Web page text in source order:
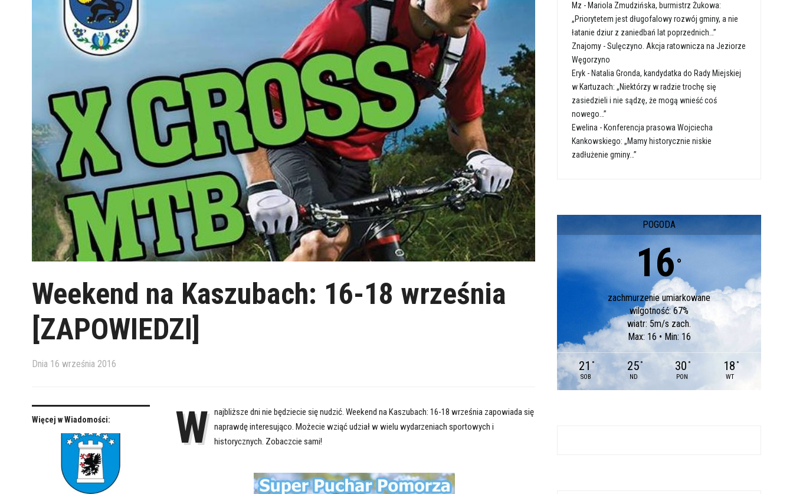
Weekend na Kaszubach: 16-18 września
[ZAPOWIEDZI]
Dnia 16 września 2016
Więcej w Wiadomości: W najbliższe dni nie będziecie się nudzić. Weekend na Kaszubach: 16-18 września zapowiada się
naprawdę interesująco. Możecie wziąć udział w wielu wydarzeniach sportowych i
historycznych. Zobaczcie sami!
Mz - Mariola Zmudzińska, burmistrz Żukowa:
„Priorytetem jest długofalowy rozwój gminy, a nie
łatanie dziur z zaniedbań lat poprzednich…”
Znajomy -Sulęczyno. Akcja ratownicza na Jeziorze
Węgorzyno
Eryk - Natalia Gronda, kandydatka do Rady Miejskiej
w Kartuzach: „Niektórzy w radzie trochę się
zasiedzieli i nie sądzę, że mogą wnieść coś
nowego…”
Ewelina - Konferencja prasowa Wojciecha
Kankowskiego: „Mamy historycznie niskie
zadłużenie gminy…”
POGODA
16 °
zachmurzenie umiarkowane
wilgotność: 67%
wiatr: 5m/s zach.
Max: 16 • Min: 16
21 °
SOB
25 °
ND
30 °
PON
18 °
WT